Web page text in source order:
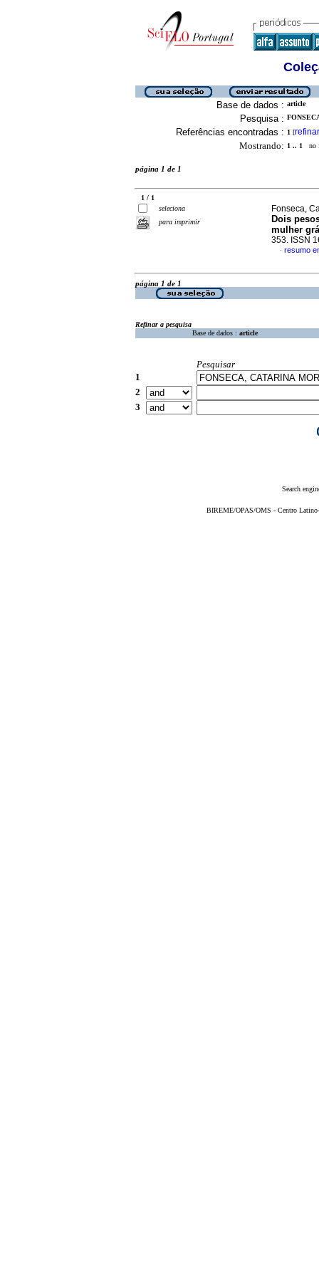
Base de dados : article
Pesquisa :
Referências encontradas : 1 [refinar
Mostrando: 1 .. 1 no
página 1 de 1
1 / 1
seleciona
para imprimir
Fonseca,
Dois
mulher
353. ISSN
· resumo
página 1 de 1
Refinar a pesquisa
Base de dados : article
Pesquisar
1
2
3
Search
BIREME/OPAS/OMS - Centro Latino-